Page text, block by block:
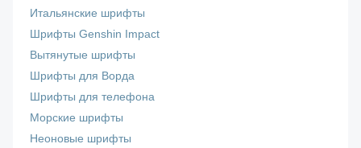
Итальянские шрифты
Шрифты Genshin Impact
Вытянутые шрифты
Шрифты для Ворда
Шрифты для телефона
Морские шрифты
Неоновые шрифты